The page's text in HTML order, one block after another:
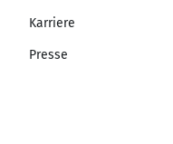
Karriere
Presse